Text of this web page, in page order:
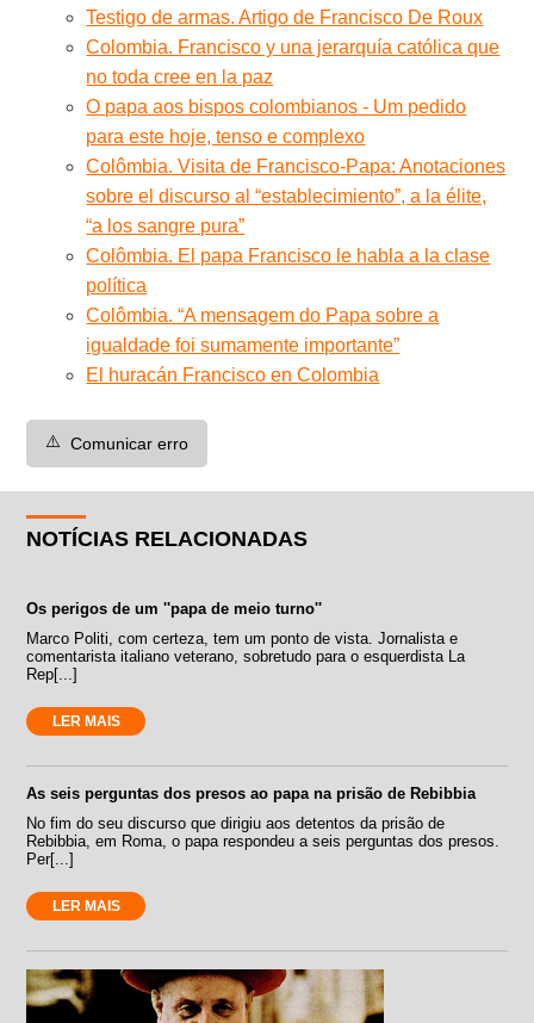
Testigo de armas. Artigo de Francisco De Roux
Colombia. Francisco y una jerarquía católica que
no toda cree en la paz
O papa aos bispos colombianos - Um pedido
para este hoje, tenso e complexo
Colômbia. Visita de Francisco-Papa: Anotaciones
sobre el discurso al “establecimiento”, a la élite,
“a los sangre pura”
Colômbia. El papa Francisco le habla a la clase
política
Colômbia. “A mensagem do Papa sobre a
igualdade foi sumamente importante”
El huracán Francisco en Colombia
⚠️ Comunicar erro
NOTÍCIAS RELACIONADAS
Os perigos de um ''papa de meio turno''
Marco Politi, com certeza, tem um ponto de vista. Jornalista e
comentarista italiano veterano, sobretudo para o esquerdista La
Rep[...]
LER MAIS
As seis perguntas dos presos ao papa na prisão de Rebibbia
No fim do seu discurso que dirigiu aos detentos da prisão de
Rebibbia, em Roma, o papa respondeu a seis perguntas dos presos.
Per[...]
LER MAIS